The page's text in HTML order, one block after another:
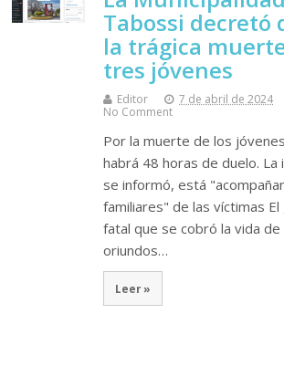
Tabossi decretó
la trágica
tres jóvenes
Editor 7 de abril de 2024
No Comment
Por la muerte de los
habrá 48 horas de duelo.
se informó, está
familiares" de las víctimas
fatal que se cobró la vida
oriundos…
Leer »